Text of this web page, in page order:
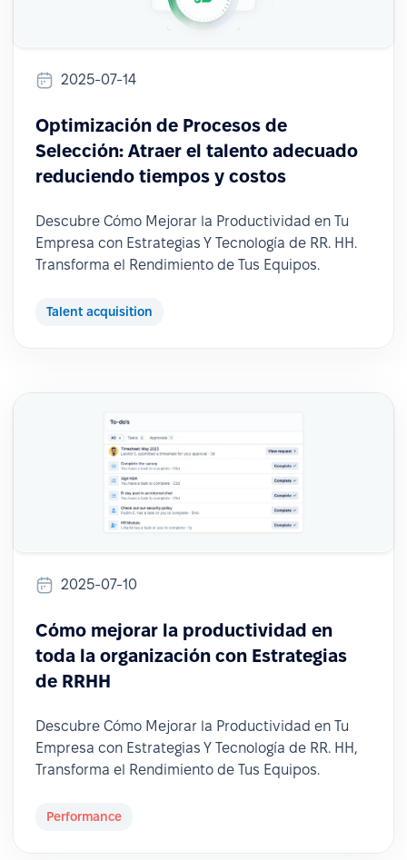
2025-07-14
Optimización de Procesos de
Selección: Atraer el talento adecuado
reduciendo tiempos y costos
Descubre Cómo Mejorar la Productividad en Tu
Empresa con Estrategias Y Tecnología de RR. HH.
Transforma el Rendimiento de Tus Equipos.
Talent acquisition
2025-07-10
Cómo mejorar la productividad en
toda la organización con Estrategias
de RRHH
Descubre Cómo Mejorar la Productividad en Tu
Empresa con Estrategias Y Tecnología de RR. HH,
Transforma el Rendimiento de Tus Equipos.
Performance